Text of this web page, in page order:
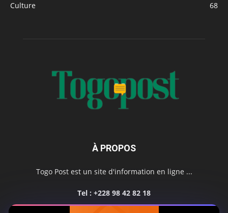
Culture
68
À PROPOS
Togo Post est un site d'information en ligne ...
Tel : +228 98 42 82 18